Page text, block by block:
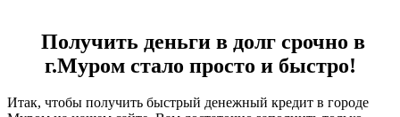
Получить деньги в долг срочно в
г.Муром стало просто и быстро!
Итак, чтобы получить быстрый денежный кредит в городе